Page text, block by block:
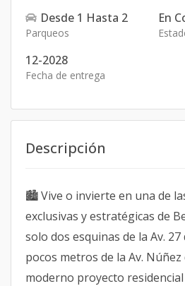
Desde 1 Hasta 2
Parqueos
En
12-2028
Fecha de entrega
Descripción
🏙️ Vive o invierte en una de
exclusivas y estratégicas de
solo dos esquinas de la Av.
pocos metros de la Av. Núñez
moderno proyecto